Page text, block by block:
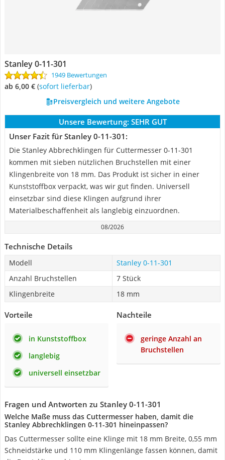
Stanley 0-11-301
1949 Bewertungen
ab 6,00 € ( Sofort lieferbar)
Preisvergleich und weitere Angebote
Unsere Bewertung: SEHR GUT
Unser Fazit für Stanley 0-11-301:
Die Stanley Abbrechklingen für Cuttermesser 0-11-301
kommen mit sieben nützlichen Bruchstellen mit einer
Klingenbreite von 18 mm. Das Produkt ist sicher in einer
Kunststoffbox verpackt, was wir gut finden. Universell
einsetzbar sind diese Klingen aufgrund ihrer
Materialbeschaffenheit als langlebig einzuordnen.
08/2026
Technische Details
Modell
Stanley 0-11-301
Anzahl Bruchstellen
7 Stück
Klingenbreite
18 mm
Vorteile
in Kunststoffbox
langlebig
universell einsetzbar
Nachteile
geringe Anzahl an
Bruchstellen
Fragen und Antworten zu Stanley 0-11-301
Welche Maße muss das Cuttermesser haben, damit die
Stanley Abbrechklingen 0-11-301 hineinpassen?
Das Cuttermesser sollte eine Klinge mit 18 mm Breite, 0,55 mm
Schneidstärke und 110 mm Klingenlänge fassen können, damit